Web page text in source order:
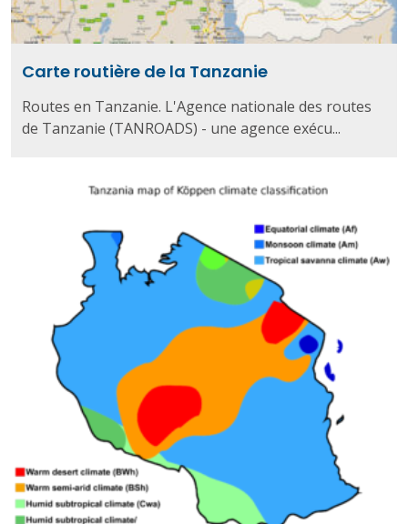
Carte routière de la Tanzanie
Routes en Tanzanie. L'Agence nationale des routes
de Tanzanie (TANROADS) - une agence exécu...